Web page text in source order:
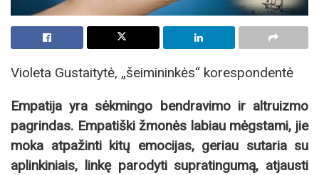
Violeta Gustaitytė, „šeimininkės“ korespondentė
Empatija yra sėkmingo bendravimo ir altruizmo
pagrindas. Empatiški žmonės labiau mėgstami, jie
moka atpažinti kitų emocijas, geriau sutaria su
aplinkiniais, linkę parodyti supratingumą, atjausti